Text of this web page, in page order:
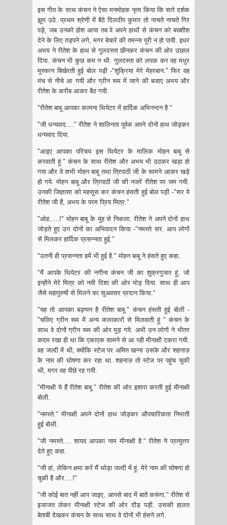
इस गीत के साथ कंचन ने‌ ऐसा मनमोहक नृत्य किया कि सारे दर्शक
झूम उठे. प्रथम श्रेणी में बैठे दिलदीप कुमार तो नाचते नाचते गिर
पड़े, जब उनको होश आया तब वे अपने हाथों से कंचन को बख्शीश
देने के लिए तड़पने लगे, मगर बेचारे की तमन्ना पूरी न हो पायी. इधर
अभय ने रीतेश के हाथ से गुलदस्ता छीनकर कंचन की ओर उछाल
दिया. कंचन भी कुछ कम न थी. गुलदस्ता को लपक कर वह मधुर
मुस्कान बिखेरती हुई बोल पड़ी -"शुक्रिया मेरे मेहरबान." फिर वह
मंच से नीचे आ गयी और ग्रीन रूम में जाने की बजाए अभय और
रीतेश के करीब आकर बैठ गयी.
"रीतेश बाबू आपका कल्पना थियेटर में हार्दिक अभिनन्दन है "
"जी धन्यवाद...." रीतेश ने शालिनता पूर्वक अपने दोनों हाथ जोड़कर
धन्यवाद दिया.
"आइए आपका परिचय इस थियेटर के मालिक मोहन बाबू से
करवाती हूं." कंचन के साथ रीतेश और अभय भी उठकर खड़ा हो
गया और वे सभी मोहन बाबू तथा त्रिपाठी जी के सामने आकर खड़े
हो गये. मोहन बाबू और त्रिपाठी जी की नजरें रीतेश पर जम गयी.
उनकी जिज्ञासा को महसूस कर कंचन हंसती हुई बोल पड़ी -"सर ये
रीतेश जी हैं, अभय के परम प्रिय मित्र."
"ओह.....!" मोहन बाबू के मुंह से निकला. रीतेश ने अपने दोनों हाथ
जोड़ते हुए उन दोनों का अभिवादन किया -"नमस्ते सर. आप लोगों
से मिलकर हार्दिक प्रसन्नता हुई."
"उतनी ही प्रसन्नता हमें भी हुई है." मोहन बाबू ने हंसते हुए कहा.
"मैं आपके थियेटर की नगीना कंचन जी का शुक्रगुजार हूं, जो
इन्होंने मेरे मित्र को नयी दिशा की ओर मोड़ दिया. साथ ही आप
जैसे महापुरुषों से मिलने का सुअवसर प्रदान किया."
"यह तो आपका बड़प्पन है रीतेश बाबू." कंचन हंसती हुई बोली -
"चलिए ग्रीन रूम में अन्य कलाकारों से मिलवाती हूं " कंचन के
साथ वे दोनों ग्रीन रूम की ओर मुड़ गये. अभी उन लोगों ने भीतर
कदम रखा ही था कि एकाएक सामने से आ रही मीनाक्षी टकरा गयी.
वह जल्दी में थी, क्योंकि स्टेज पर अमित खन्ना उसके और शहनाज़
के नाम की घोषणा कर रहा था. शहनाज़ तो स्टेज पर पहुंच चुकी
थी, मगर वह पीछे रह गयी.
"मीनाक्षी ये हैं रीतेश बाबू." रीतेश की ओर इशारा करती हुई मीनाक्षी
बोली.
"नमस्ते." मीनाक्षी अपने दोनों हाथ जोड़कर औपचारिकता निभाती
हुई बोली.
"जी नमस्ते.... शायद आपका नाम मीनाक्षी है." रीतेश ने प्रत्युत्तर
देते हुए कहा.
"जी हां, लेकिन क्षमा करें मैं थोड़ा जल्दी में हूं. मेरे नाम की घोषणा हो
चुकी है और....!"
"जी कोई बात ‌नहीं आप जाइए, आपसे बाद में बातें करूंगा." रीतेश से
इजाजत लेकर मीनाक्षी स्टेज की ओर दौड़ पड़ी. उसकी हालत
बेताबी देखकर कंचन के साथ साथ ‌वे दोनों भी हंसने लगे.